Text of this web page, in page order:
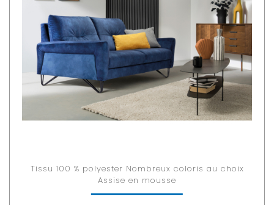
Tissu 100 % polyester Nombreux coloris au choix
Assise en mousse